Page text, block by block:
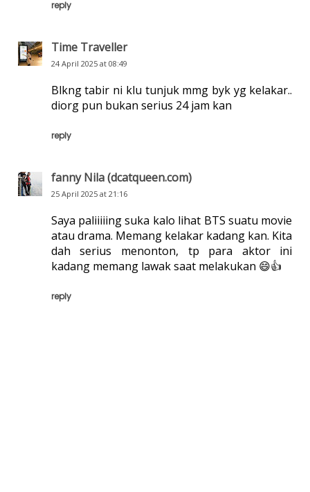
reply
Time Traveller
24 April 2025 at 08:49
Blkng tabir ni klu tunjuk mmg byk yg kelakar..
diorg pun bukan serius 24 jam kan
reply
fanny Nila (dcatqueen.com)
25 April 2025 at 21:16
Saya paliiiiing suka kalo lihat BTS suatu movie
atau drama. Memang kelakar kadang kan. Kita
dah serius menonton, tp para aktor ini
kadang memang lawak saat melakukan 😄👍
reply